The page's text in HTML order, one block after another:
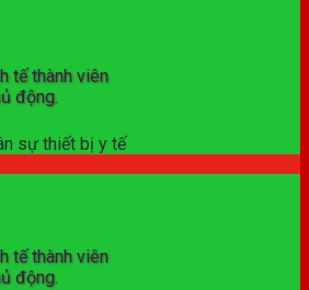
tế thành viên
động.
tế thành viên
động.